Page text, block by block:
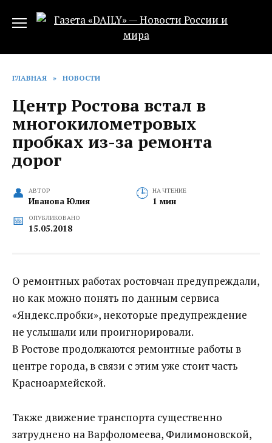
ГЛАВНАЯ » НОВОСТИ
Центр Ростова встал в
многокилометровых
пробках‍ из-за ремонта
дорог
АВТОР
Иванова Юлия
НА ЧТЕНИЕ
1 мин
ОПУБЛИКОВАНО
15.05.2018
О ремонтных работах ростовчан предупреждали,
но как можно понять по данным сервиса
«Яндекс.пробки», некоторые предупреждение
не услышали или проигнорировали.
В Ростове продолжаются ремонтные работы в
центре города, в связи с этим уже стоит часть
Красноармейской.
Также движение транспорта существенно
затруднено на Варфоломеева, Филимоновской,